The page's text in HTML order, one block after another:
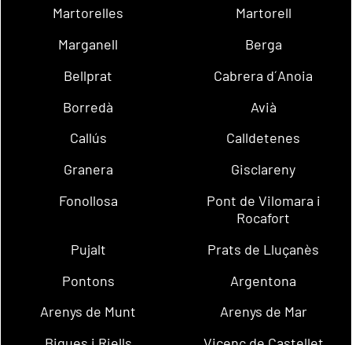
Martorelles
Martorell
Marganell
Berga
Bellprat
Cabrera d´Anoia
Borredà
Avià
Callús
Calldetenes
Granera
Gisclareny
Fonollosa
Pont de Vilomara i
Rocafort
Pujalt
Prats de Lluçanès
Pontons
Argentona
Arenys de Munt
Arenys de Mar